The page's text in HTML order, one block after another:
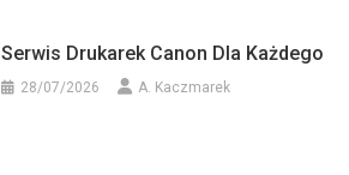
Serwis Drukarek Canon Dla Każdego
28/07/2026 A. Kaczmarek